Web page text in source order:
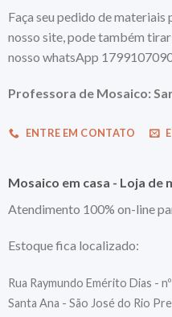
Faça seu pedido de materiais
nosso site, pode também
nosso whatsApp
Professora de Mosaico:
ENTRE EM CONTATO
Mosaico em casa - Loja de
Atendimento 100% on-line
Estoque fica localizado:
Rua Raymundo Emérito Dias -
Santa Ana - São José do Rio